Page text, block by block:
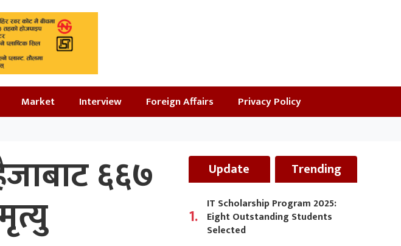
Market Interview Foreign Affairs Privacy Policy
६६७ Update Trending
1.
IT Scholarship Program 2025:
Eight Outstanding Students
Selected